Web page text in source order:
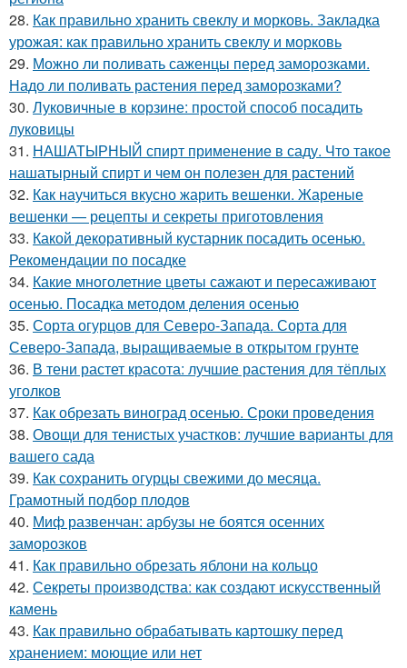
28. Как правильно хранить свеклу и морковь. Закладка
урожая: как правильно хранить свеклу и морковь
29. Можно ли поливать саженцы перед заморозками.
Надо ли поливать растения перед заморозками?
30. Луковичные в корзине: простой способ посадить
луковицы
31. НАШАТЫРНЫЙ спирт применение в саду. Что такое
нашатырный спирт и чем он полезен для растений
32. Как научиться вкусно жарить вешенки. Жареные
вешенки — рецепты и секреты приготовления
33. Какой декоративный кустарник посадить осенью.
Рекомендации по посадке
34. Какие многолетние цветы сажают и пересаживают
осенью. Посадка методом деления осенью
35. Сорта огурцов для Северо-Запада. Сорта для
Северо-Запада, выращиваемые в открытом грунте
36. В тени растет красота: лучшие растения для тёплых
уголков
37. Как обрезать виноград осенью. Сроки проведения
38. Овощи для тенистых участков: лучшие варианты для
вашего сада
39. Как сохранить огурцы свежими до месяца.
Грамотный подбор плодов
40. Миф развенчан: арбузы не боятся осенних
заморозков
41. Как правильно обрезать яблони на кольцо
42. Секреты производства: как создают искусственный
камень
43. Как правильно обрабатывать картошку перед
хранением: моющие или нет